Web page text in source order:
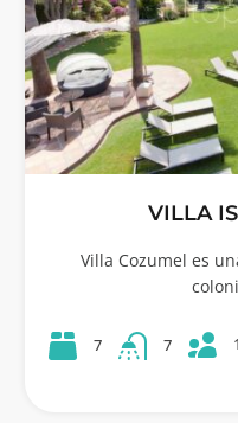
VILLA
Villa Cozumel es
7 7